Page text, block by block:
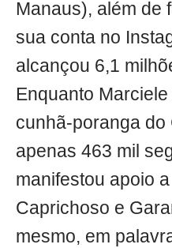
Manaus), além de
sua conta no
alcançou 6,1
Enquanto
cunhã-poranga do
apenas 463 mil
manifestou apoio
Caprichoso e
mesmo, em